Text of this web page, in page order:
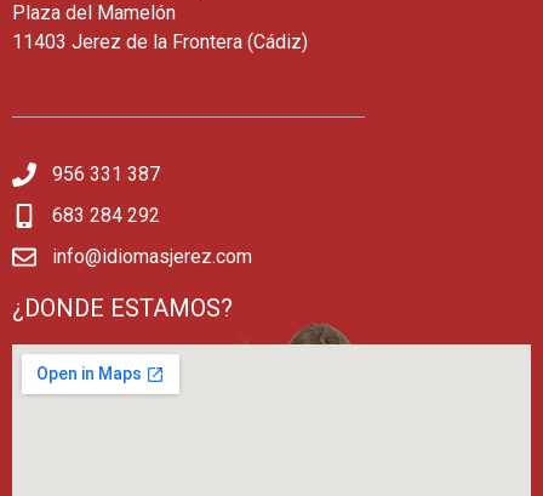
Plaza del Mamelón
11403 Jerez de la Frontera (Cádiz)
956 331 387
683 284 292
info@idiomasjerez.com
¿DONDE ESTAMOS?